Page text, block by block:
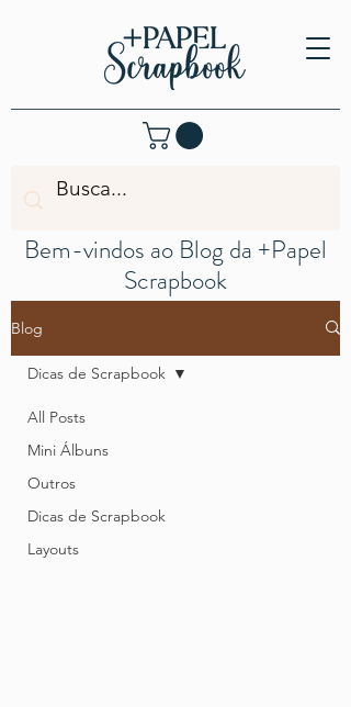
Bem-vindos ao Blog da +Papel
Scrapbook
Blog
All Posts
Mini Álbuns
Outros
Dicas de Scrapbook
Layouts
Dicas de Scrapbook